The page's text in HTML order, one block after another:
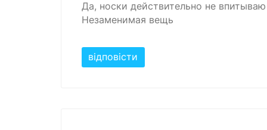
Да, носки действительно не
Незаменимая вещь
відповісти